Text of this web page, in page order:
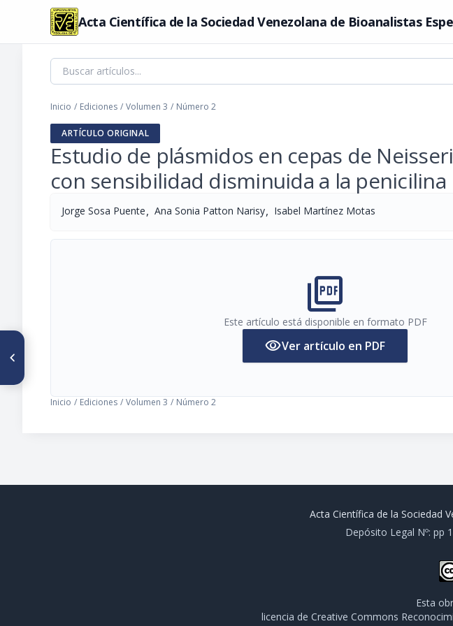
Acta Científica de la Sociedad Venezolana de Bioanalistas
Inicio / Ediciones / Volumen 3 / Número 2
ARTÍCULO ORIGINAL
Estudio de plásmidos en cepas de
con sensibilidad disminuida a la penicilina
Jorge Sosa Puente, Ana Sonia Patton Narisy, Isabel Martínez Motas
picture_as_pdf
Este artículo está disponible en formato PDF
visibilityVer artículo en PDF
Inicio / Ediciones / Volumen 3 / Número 2
Acta Científica de la Sociedad
Depósito Legal Nº: pp
Esta
licencia de Creative Commons